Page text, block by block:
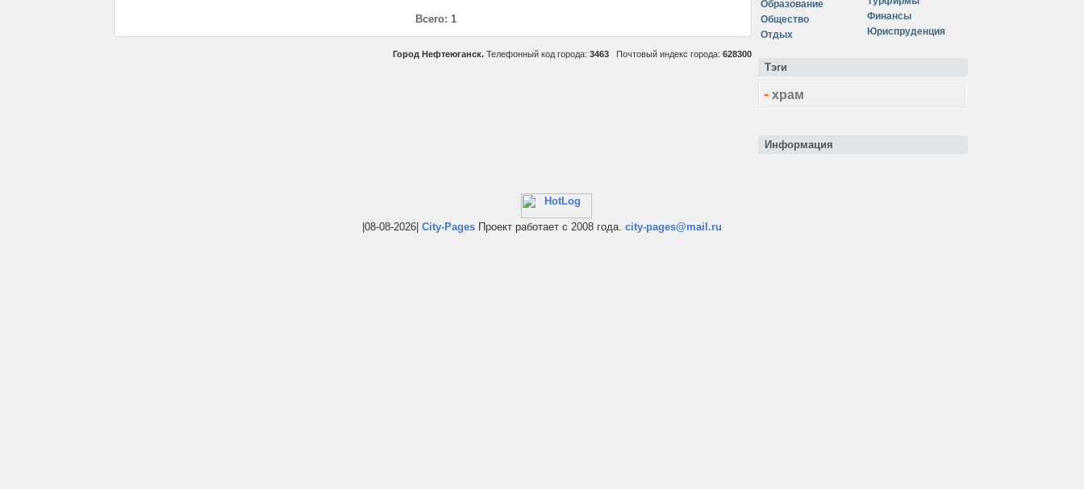
Всего: 1
Город Нефтеюганск. Телефонный код города: 3463 Почтовый индекс города: 628300
Образование
Общество
Отдых
Финансы
Юриспруденция
Тэги
- храм
Информация
|08-08-2026| City-Pages Проект работает с 2008 года. city-pages@mail.ru